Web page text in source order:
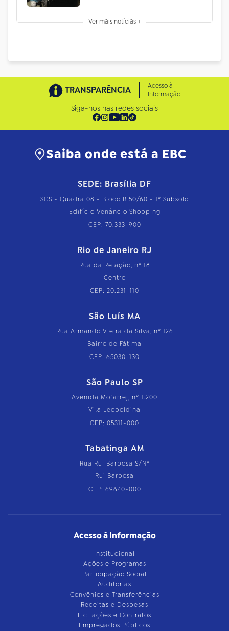
Ver mais notícias +
TRANSPARÊNCIA
Acesso à
Informação
Siga-nos nas redes sociais
Saiba onde está a EBC
SEDE: Brasília DF
SCS - Quadra 08 - Bloco B 50/60 - 1º Subsolo
Edifício Venâncio Shopping
CEP: 70.333-900
Rio de Janeiro RJ
Rua da Relação, nº 18
Centro
CEP: 20.231-110
São Luís MA
Rua Armando Vieira da Silva, nº 126
Bairro de Fátima
CEP: 65030-130
São Paulo SP
Avenida Mofarrej, nº 1.200
Vila Leopoldina
CEP: 05311-000
Tabatinga AM
Rua Rui Barbosa S/Nº
Rui Barbosa
CEP: 69640-000
Acesso à Informação
Institucional
Ações e Programas
Participação Social
Auditorias
Convênios e Transferências
Receitas e Despesas
Licitações e Contratos
Empregados Públicos